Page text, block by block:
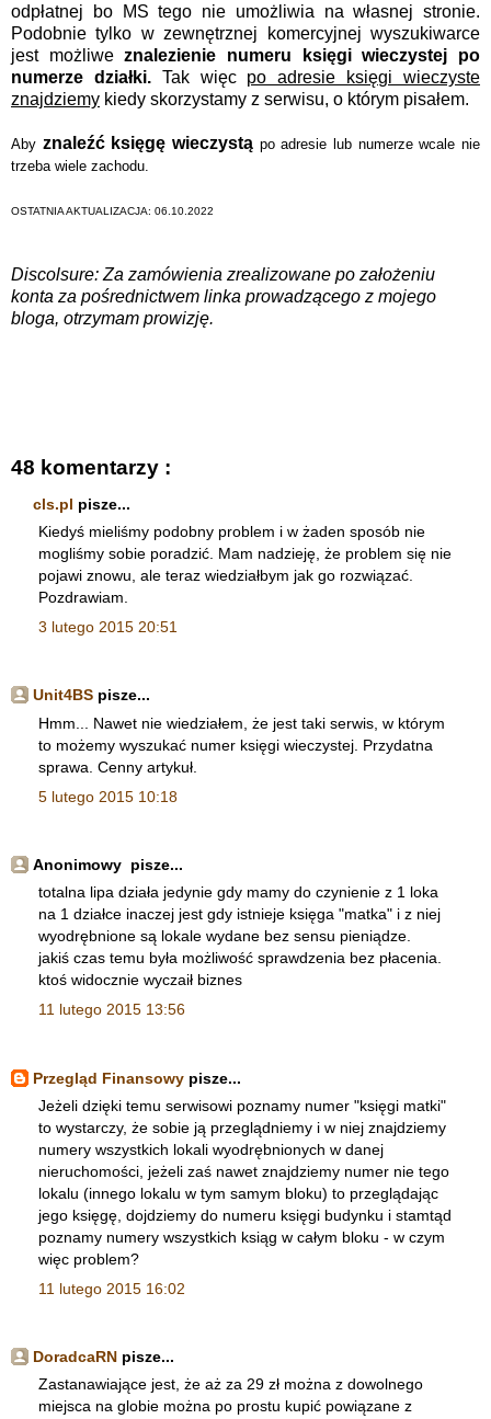
odpłatnej bo MS tego nie umożliwia na własnej stronie.
Podobnie tylko w zewnętrznej komercyjnej wyszukiwarce
jest możliweznalezienie numeru księgi wieczystej po
numerze działki.Tak więc po adresie księgi wieczyste
znajdziemy kiedy skorzystamy z serwisu, o którym pisałem.
Aby znaleźć księgę wieczystą po adresie lub numerze wcale nie
trzeba wiele zachodu.
OSTATNIA AKTUALIZACJA: 06.10.2022
Discolsure: Za zamówienia zrealizowane po założeniu
konta za pośrednictwem linka prowadzącego z mojego
bloga, otrzymam prowizję.
48 komentarzy :
cls.pl pisze...
Kiedyś mieliśmy podobny problem i w żaden sposób nie
mogliśmy sobie poradzić. Mam nadzieję, że problem się nie
pojawi znowu, ale teraz wiedziałbym jak go rozwiązać.
Pozdrawiam.
3 lutego 2015 20:51
Unit4BS pisze...
Hmm... Nawet nie wiedziałem, że jest taki serwis, w którym
to możemy wyszukać numer księgi wieczystej. Przydatna
sprawa. Cenny artykuł.
5 lutego 2015 10:18
Anonimowy pisze...
totalna lipa działa jedynie gdy mamy do czynienie z 1 loka
na 1 działce inaczej jest gdy istnieje księga "matka" i z niej
wyodrębnione są lokale wydane bez sensu pieniądze.
jakiś czas temu była możliwość sprawdzenia bez płacenia.
ktoś widocznie wyczaił biznes
11 lutego 2015 13:56
Przegląd Finansowy pisze...
Jeżeli dzięki temu serwisowi poznamy numer "księgi matki"
to wystarczy, że sobie ją przeglądniemy i w niej znajdziemy
numery wszystkich lokali wyodrębnionych w danej
nieruchomości, jeżeli zaś nawet znajdziemy numer nie tego
lokalu (innego lokalu w tym samym bloku) to przeglądając
jego księgę, dojdziemy do numeru księgi budynku i stamtąd
poznamy numery wszystkich ksiąg w całym bloku - w czym
więc problem?
11 lutego 2015 16:02
DoradcaRN pisze...
Zastanawiające jest, że aż za 29 zł można z dowolnego
miejsca na globie można po prostu kupić powiązane z